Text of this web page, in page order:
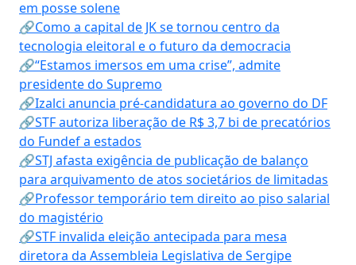
em posse solene
🔗Como a capital de JK se tornou centro da
tecnologia eleitoral e o futuro da democracia
🔗“Estamos imersos em uma crise”, admite
presidente do Supremo
🔗Izalci anuncia pré-candidatura ao governo do DF
🔗STF autoriza liberação de R$ 3,7 bi de precatórios
do Fundef a estados
🔗STJ afasta exigência de publicação de balanço
para arquivamento de atos societários de limitadas
🔗Professor temporário tem direito ao piso salarial
do magistério
🔗STF invalida eleição antecipada para mesa
diretora da Assembleia Legislativa de Sergipe